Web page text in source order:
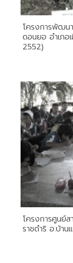
โครงการพัฒน
ดอนยอ อำเภอ
2552)
โครงการศูนย์ส
ราชดำริ อ.บ้า